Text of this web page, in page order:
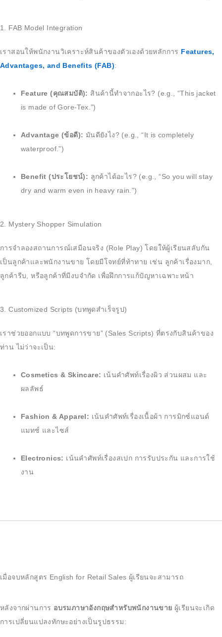
1. FAB Model Integration
เราสอนให้พนักงานวิเคราะห์สินค้าของตัวเองด้วยหลักการ Features,
Advantages, and Benefits (FAB):
Feature (คุณสมบัติ): สินค้านี้ทำจากอะไร? (e.g., “This jacket
is made of Gore-Tex.”)
Advantage (ข้อดี): มันดียังไง? (e.g., “It is completely
waterproof.”)
Benefit (ประโยชน์): ลูกค้าได้อะไร? (e.g., “So you will stay
dry and warm even in heavy rain.”)
2. Mystery Shopper Simulation
การจำลองสถานการณ์เสมือนจริง (Role Play) โดยให้ผู้เรียนสลับกัน
เป็นลูกค้าและพนักงานขาย โดยมีโจทย์ที่ท้าทาย เช่น ลูกค้าเรื่องมาก,
ลูกค้ารีบ, หรือลูกค้าที่มีงบจำกัด เพื่อฝึกการแก้ปัญหาเฉพาะหน้า
3. Customized Scripts (บทพูดสำเร็จรูป)
เราช่วยออกแบบ “บทพูดการขาย” (Sales Scripts) ที่ตรงกับสินค้าของ
ท่าน ไม่ว่าจะเป็น:
Cosmetics & Skincare: เน้นคำศัพท์เรื่องผิว ส่วนผสม และ
ผลลัพธ์
Fashion & Apparel: เน้นคำศัพท์เรื่องเนื้อผ้า การมิกซ์แอนด์
แมทช์ และไซส์
Electronics: เน้นคำศัพท์เรื่องสเปก การรับประกัน และการใช้
งาน
เมื่อจบหลักสูตร English for Retail Sales ผู้เรียนจะสามารถ
หลังจากผ่านการ อบรมภาษาอังกฤษสำหรับพนักงานขาย ผู้เรียนจะเกิด
การเปลี่ยนแปลงทักษะอย่างเป็นรูปธรรม: